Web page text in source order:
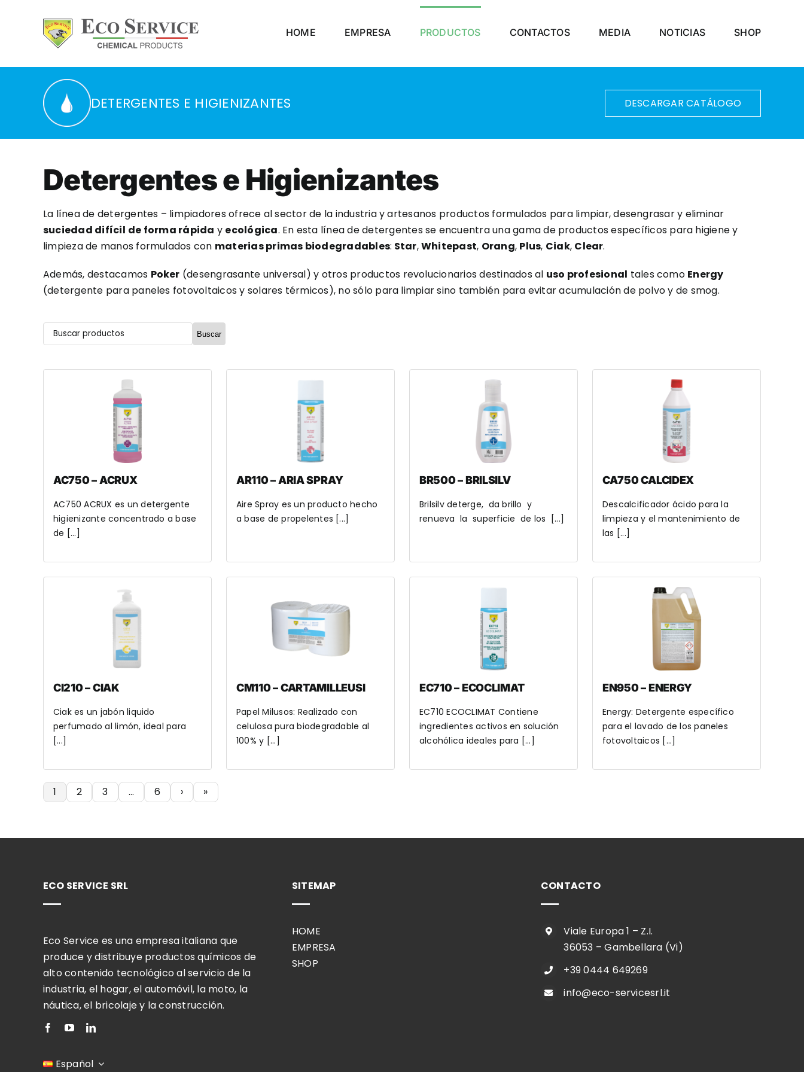
HOME EMPRESA PRODUCTOS CONTACTOS MEDIA NOTICIAS SHOP
DETERGENTES E HIGIENIZANTES DESCARGAR CATÁLOGO
Detergentes e Higienizantes
La línea de detergentes – limpiadores ofrece al sector de la industria y artesanos productos formulados para limpiar, desengrasar y eliminar
suciedad difícil de forma rápida y ecológica. En esta línea de detergentes se encuentra una gama de productos específicos para higiene y
limpieza de manos formulados con materias primas biodegradables: Star,Whitepast, Orang, Plus, Ciak, Clear.
Además, destacamos Poker (desengrasante universal) y otros productos revolucionarios destinados al uso profesional tales como Energy
(detergente para paneles fotovoltaicos y solares térmicos), no sólo para limpiar sino también para evitar acumulación de polvo y de smog.
Buscar
AC750 – ACRUX
AC750 ACRUX es un detergente
higienizante concentrado a base
de [...]
AR110 – ARIA SPRAY
Aire Spray es un producto hecho
a base de propelentes [...]
BR500 – BRILSILV
Brilsilv deterge, da brillo y
renueva la superficie de los [...]
CA750 CALCIDEX
Descalcificador ácido para la
limpieza y el mantenimiento de
las [...]
CI210 – CIAK
Ciak es un jabón liquido
perfumado al limón, ideal para
[...]
CM110 – CARTAMILLEUSI
Papel Milusos: Realizado con
celulosa pura biodegradable al
100% y [...]
EC710 – ECOCLIMAT
EC710 ECOCLIMAT Contiene
ingredientes activos en solución
alcohólica ideales para [...]
EN950 – ENERGY
Energy: Detergente específico
para el lavado de los paneles
fotovoltaicos [...]
1 2 3 … 6 › »
ECO SERVICE SRL
Eco Service es una empresa italiana que
produce y distribuye productos químicos de
alto contenido tecnológico al servicio de la
industria, el hogar, el automóvil, la moto, la
náutica, el bricolaje y la construcción.
Español
SITEMAP
HOME
EMPRESA
SHOP
CONTACTO
Viale Europa 1 – Z.I.
36053 – Gambellara (Vi)
+39 0444 649269
info@eco-servicesrl.it